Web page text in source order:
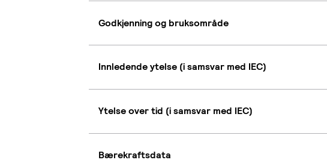
Godkjenning og bruksområde
Innledende ytelse (i samsvar med IEC)
Ytelse over tid (i samsvar med IEC)
Bærekraftsdata